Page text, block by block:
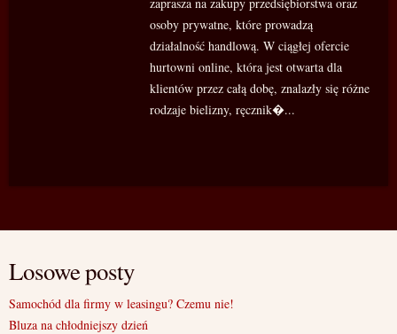
osoby prywatne, które prowadzą
działalność handlową. W ciągłej ofercie
hurtowni online, która jest otwarta dla
klientów przez całą dobę, znalazły się różne
rodzaje bielizny, ręcznik�...
Losowe posty
Samochód dla firmy w leasingu? Czemu nie!
Bluza na chłodniejszy dzień